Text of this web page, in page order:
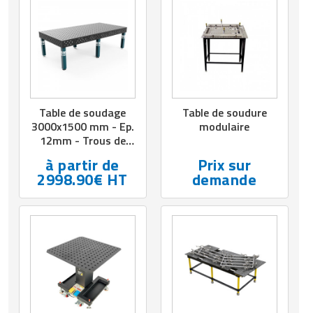
Vêtement sportif
Rôtisserie professionnelle
Sautause professionnelle
Tables de préparation réfrigérées
Vaisselle restaurant
Vitrines réfrigérées
Table de soudage
3000x1500 mm - Ep.
12mm - Trous de
à partir de
2998.90€ HT
Table de soudure
modulaire
Prix sur
demande